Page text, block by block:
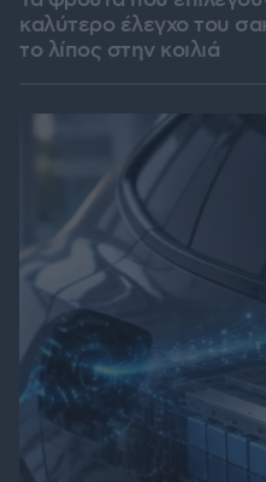
καλύτερο έλεγχο του
το λίπος στην κοιλιά